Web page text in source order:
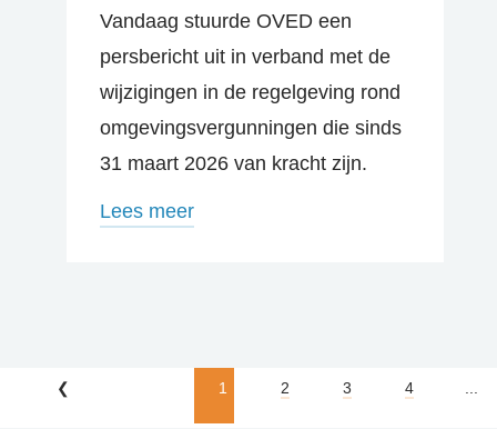
Vandaag stuurde OVED een
persbericht uit in verband met de
wijzigingen in de regelgeving rond
omgevingsvergunningen die sinds
31 maart 2026 van kracht zijn.
Lees meer
1 2 3 4